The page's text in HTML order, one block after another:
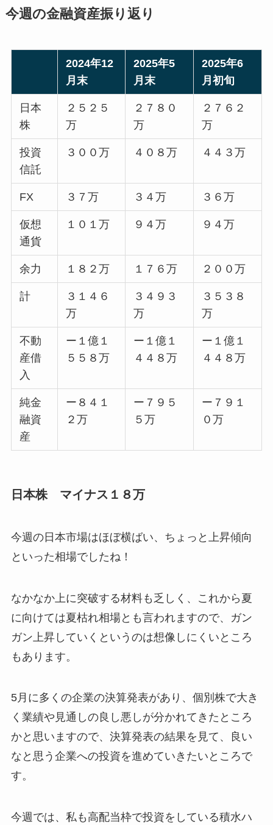
今週の金融資産振り返り
2024年12
月末
2025年5
月末
2025年6
月初旬
日本
株
２５２５
万
２７８０
万
２７６２
万
投資
信託
３００万 ４０８万 ４４３万
FX ３７万 ３４万 ３６万
仮想
通貨
１０１万 ９４万 ９４万
余力 １８２万 １７６万 ２００万
計
３１４６
万
３４９３
万
３５３８
万
不動
産借
入
ー１億１
５５８万
ー１億１
４４８万
ー１億１
４４８万
純金
融資
産
ー８４１
２万
ー７９５
５万
ー７９１
０万
日本株 マイナス１８万
今週の日本市場はほぼ横ばい、ちょっと上昇傾向
といった相場でしたね！
なかなか上に突破する材料も乏しく、これから夏
に向けては夏枯れ相場とも言われますので、ガン
ガン上昇していくというのは想像しにくいところ
もあります。
5月に多くの企業の決算発表があり、個別株で大き
く業績や見通しの良し悪しが分かれてきたところ
かと思いますので、決算発表の結果を見て、良い
なと思う企業への投資を進めていきたいところで
す。
今週では、私も高配当枠で投資をしている積水ハ